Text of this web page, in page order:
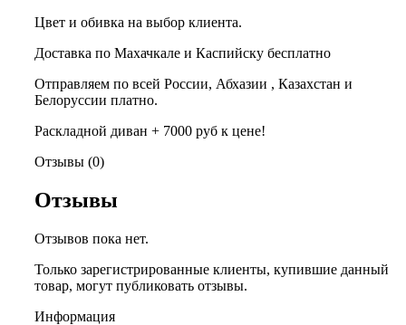
Цвет и обивка на выбор клиента.
Доставка по Махачкале и Каспийску бесплатно
Отправляем по всей России, Абхазии , Казахстан и
Белоруссии платно.
Раскладной диван + 7000 руб к цене!
Отзывы (0)
Отзывы
Отзывов пока нет.
Только зарегистрированные клиенты, купившие данный
товар, могут публиковать отзывы.
Информация